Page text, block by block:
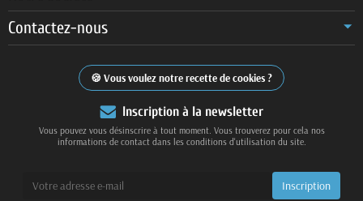
Contactez-nous
Vous voulez notre recette de cookies ?
Inscription à la newsletter
Vous pouvez vous désinscrire à tout moment. Vous trouverez pour cela nos
informations de contact dans les conditions d'utilisation du site.